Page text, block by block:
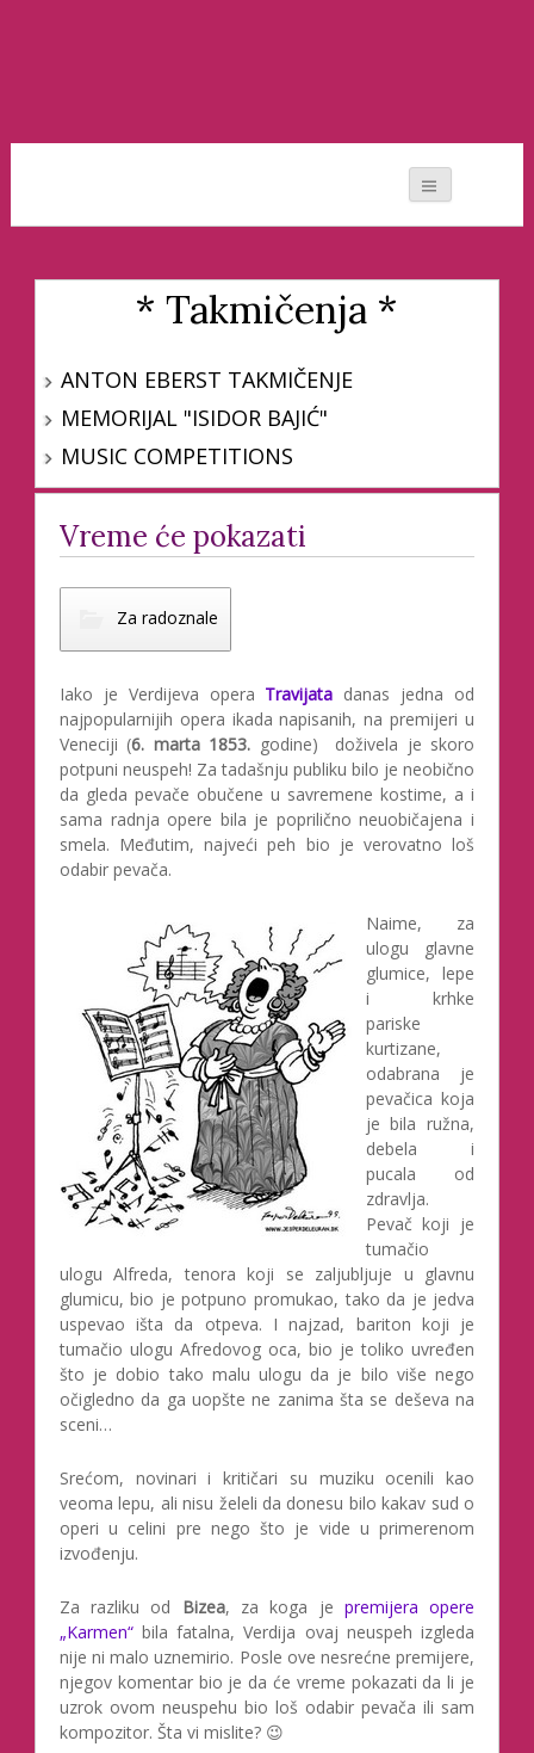
* Takmičenja *
ANTON EBERST TAKMIČENJE
MEMORIJAL "ISIDOR BAJIĆ"
MUSIC COMPETITIONS
Vreme će pokazati
Za radoznale
Iako je Verdijeva opera Travijata danas jedna od
najpopularnijih opera ikada napisanih, na premijeri u
Veneciji (6. marta 1853. godine) doživela je skoro
potpuni neuspeh! Za tadašnju publiku bilo je neobično
da gleda pevače obučene u savremene kostime, a i
sama radnja opere bila je poprilično neuobičajena i
smela. Međutim, najveći peh bio je verovatno loš
odabir pevača.
Naime, za
ulogu glavne
glumice, lepe
i krhke
pariske
kurtizane,
odabrana je
pevačica koja
je bila ružna,
debela i
pucala od
zdravlja.
Pevač koji je
tumačio
ulogu Alfreda, tenora koji se zaljubljuje u glavnu
glumicu, bio je potpuno promukao, tako da je jedva
uspevao išta da otpeva. I najzad, bariton koji je
tumačio ulogu Afredovog oca, bio je toliko uvređen
što je dobio tako malu ulogu da je bilo više nego
očigledno da ga uopšte ne zanima šta se deševa na
sceni…
Srećom, novinari i kritičari su muziku ocenili kao
veoma lepu, ali nisu želeli da donesu bilo kakav sud o
operi u celini pre nego što je vide u primerenom
izvođenju.
Za razliku od Bizea, za koga je premijera opere
„Karmen“bila fatalna, Verdija ovaj neuspeh izgleda
nije ni malo uznemirio. Posle ove nesrećne premijere,
njegov komentar bio je da će vreme pokazati da li je
uzrok ovom neuspehu bio loš odabir pevača ili sam
kompozitor. Šta vi mislite? 😉